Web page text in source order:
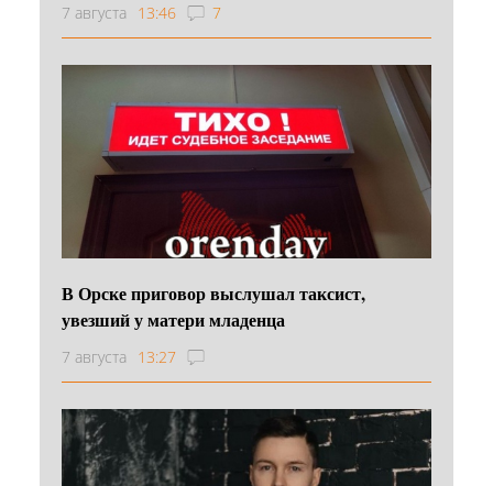
7 августа 13:46 7
В Орске приговор выслушал таксист,
увезший у матери младенца
7 августа 13:27